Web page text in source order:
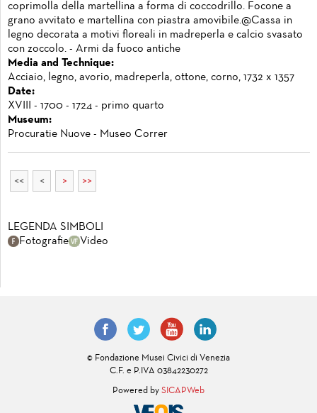
coprimolla della martellina a forma di coccodrillo. Focone a
grano avvitato e martellina con piastra amovibile.@Cassa in
legno decorata a motivi floreali in madreperla e calcio svasato
con zoccolo. - Armi da fuoco antiche
Media and Technique:
Acciaio, legno, avorio, madreperla, ottone, corno, 1732 x 1357
Date:
XVIII - 1700 - 1724 - primo quarto
Museum:
Procuratie Nuove - Museo Correr
<< < > >>
LEGENDA SIMBOLI
Fotografie
Video
© Fondazione Musei Civici di Venezia
C.F. e P.IVA 03842230272
Powered by SICAPWeb